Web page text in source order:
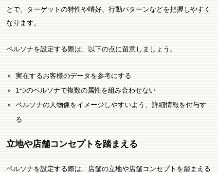
とで、ターゲットの特性や嗜好、行動パターンなどを把握しやすく
なります。
ペルソナを設定する際は、以下の点に留意しましょう。
実在するお客様のデータを参考にする
1つのペルソナで複数の属性を組み合わせない
ペルソナの人物像をイメージしやすいよう、詳細情報を付与す
る
立地や店舗コンセプトを踏まえる
ペルソナを設定する際は、店舗の立地や店舗コンセプトを踏まえる